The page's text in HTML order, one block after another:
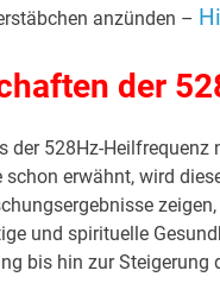
anzünden –
der
der 528Hz-
schon erwähnt, wird
und spirituelle
bis hin zur